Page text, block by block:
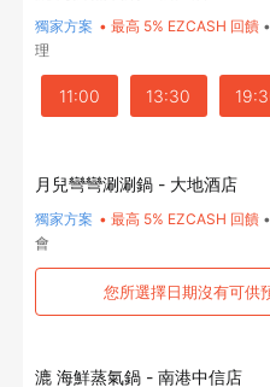
獨家方案 •最高 5% EZCASH 回饋 •
理
11:00 13:30
月兒彎彎涮涮鍋 - 大地酒店
獨家方案 •最高 5% EZCASH 回饋 •
會
您所選擇日期沒有可供
漉 海鮮蒸氣鍋 - 南港中信店